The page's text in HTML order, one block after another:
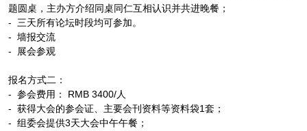
题圆桌，主办方介绍同桌同仁互相认识并共进晚餐；
- 三天所有论坛时段均可参加。
- 墙报交流
- 展会参观
报名方式二：
- 参会费用： RMB 3400/人
- 获得大会的参会证、主要会刊资料等资料袋1套；
- 组委会提供3天大会中午午餐；